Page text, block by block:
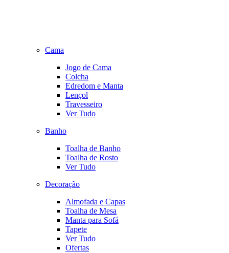
Cama
Jogo de Cama
Colcha
Edredom e Manta
Lençol
Travesseiro
Ver Tudo
Banho
Toalha de Banho
Toalha de Rosto
Ver Tudo
Decoração
Almofada e Capas
Toalha de Mesa
Manta para Sofá
Tapete
Ver Tudo
Ofertas